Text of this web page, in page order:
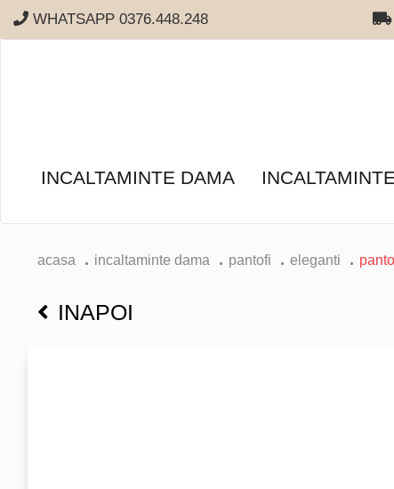
WHATSAPP 0376.448.248
INCALTAMINTE DAMA
acasa incaltaminte dama pantofi eleganti
INAPOI